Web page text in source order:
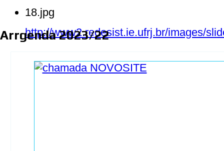
18.jpg
http://www2.redesist.ie.ufrj.br/images/
Arrgenda 2023/22